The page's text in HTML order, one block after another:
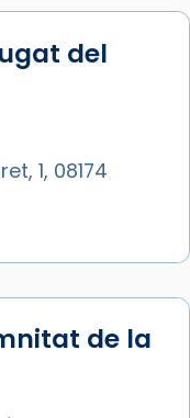
del
1, 08174
de la